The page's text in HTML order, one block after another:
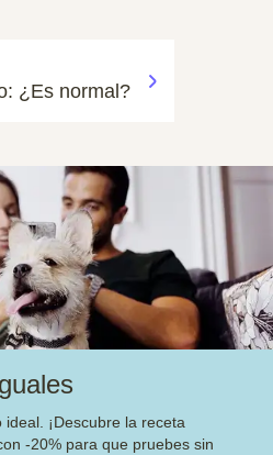
¿Es normal?
¡Descubre la receta
-20% para que pruebes sin